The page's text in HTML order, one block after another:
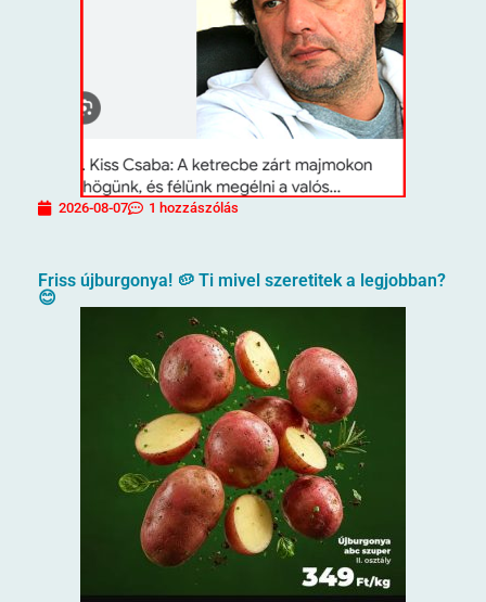
2026-08-07 1 hozzászólás
Friss újburgonya! 🥔 Ti mivel szeretitek a legjobban?
😊